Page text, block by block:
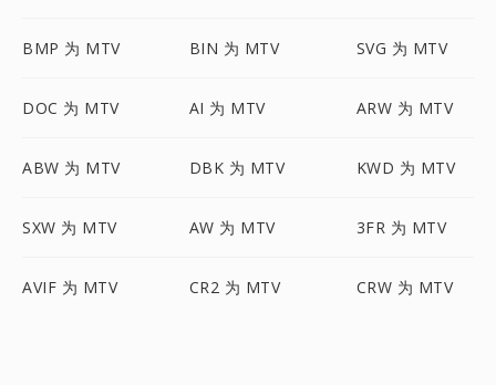
BMP 为 MTV BIN 为 MTV SVG 为 MTV
DOC 为 MTV AI 为 MTV ARW 为 MTV
ABW 为 MTV DBK 为 MTV KWD 为 MTV
SXW 为 MTV AW 为 MTV 3FR 为 MTV
AVIF 为 MTV CR2 为 MTV CRW 为 MTV